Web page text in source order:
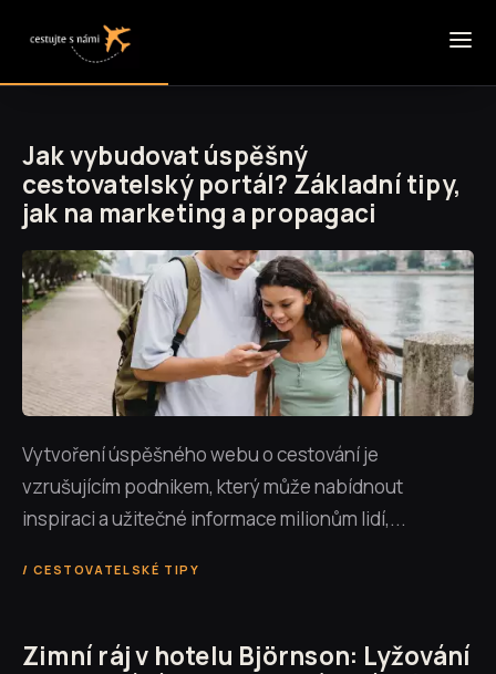
Jak vybudovat úspěšný
cestovatelský portál? Základní tipy,
jak na marketing a propagaci
Vytvoření úspěšného webu o cestování je
vzrušujícím podnikem, který může nabídnout
inspiraci a užitečné informace milionům lidí,...
CESTOVATELSKÉ TIPY
Zimní ráj v hotelu Björnson: Lyžování